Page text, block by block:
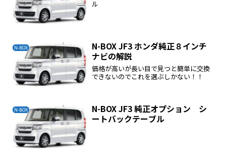
ル
N-BOX
N-BOX JF3 ホンダ純正８インチ
ナビの解説
価格が高いが長い目で見つと簡単に交換
できないのでこれを選ぶしかない！！
N-BOX
N-BOX JF3 純正オプション シ
ートバックテーブル